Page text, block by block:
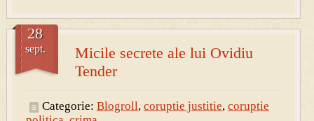
Micile secrete ale lui Ovidiu
Tender
28
sept.
Categorie: Blogroll, coruptie justitie, coruptie